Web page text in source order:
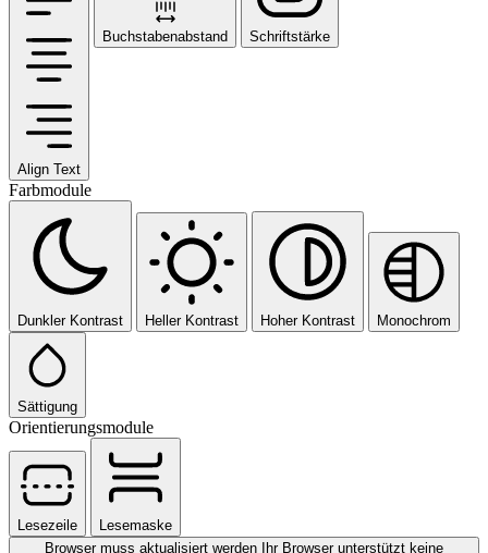
Align Text
Buchstabenabstand Schriftstärke
Farbmodule
Dunkler Kontrast Heller Kontrast Hoher Kontrast Monochrom
Sättigung
Orientierungsmodule
Lesezeile
Lesemaske
Browser muss aktualisiert werden
Ihr Browser unterstützt keine